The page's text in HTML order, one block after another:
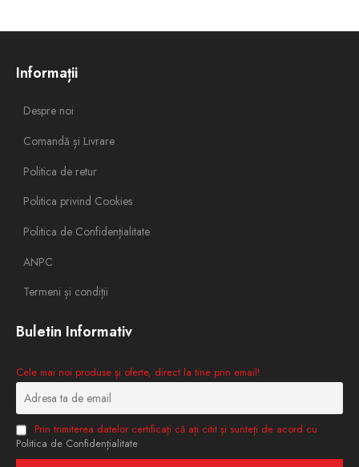
Informații
Despre noi
Comandă și Livrare
Politica de retur
Politica privind Cookies
Politica de Confidențialitate
ANPC
Termeni și condiții
Buletin Informativ
Cele mai noi produse și oferte, direct la tine prin email!
Prin trimiterea datelor certificați că ați citit și sunteți de acord cu
Politica de Confidențialitate